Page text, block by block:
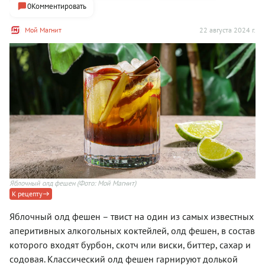
Мой Магнит 22 августа 2024 г.
0Комментировать
Яблочный олд фешен(Фото: Мой Магнит)
К рецепту
Яблочный олд фешен – твист на один из самых известных
аперитивных алкогольных коктейлей, олд фешен, в состав
которого входят бурбон, скотч или виски, биттер, сахар и
содовая. Классический олд фешен гарнируют долькой